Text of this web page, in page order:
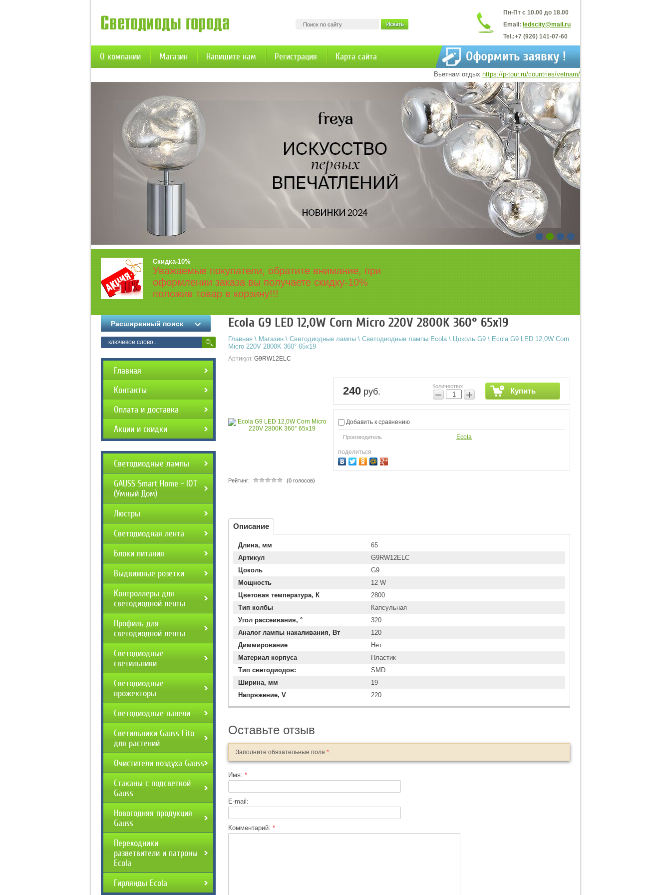
Пн-Пт с 10.00 до 18.00
Email: ledscity@mail.ru
Tel.:+7 (926) 141-07-60
О компании Магазин Напишите нам Регистрация Карта сайта
Вьетнам отдых https://p-tour.ru/countries/vetnam/
Скидка-10%
Уважаемые покупатели, обратите внимание, при
оформлении заказа вы получаете скидку-10%
положив товар в корзину!!!
Ecola G9 LED 12,0W Corn Micro 220V 2800K 360° 65x19
Главная \ Магазин \ Светодиодные лампы \ Светодиодные лампы Ecola\ Цоколь G9 \ Ecola G9 LED 12,0W Corn
Micro 220V 2800K 360° 65x19
Артикул: G9RW12ELC
Рейтинг: (0 голосов)
240 руб.
Количество:
− + Купить
Добавить к сравнению
Производитель Ecola
поделиться
Описание
Длина, мм
65
Артикул
G9RW12ELC
Цоколь
G9
Мощность
12 W
Цветовая температура, К
2800
Тип колбы
Капсульная
Угол рассеивания, °
320
Аналог лампы накаливания, Вт
120
Диммирование
Нет
Материал корпуса
Пластик
Тип светодиодов:
SMD
Ширина, мм
19
Напряжение, V
220
Оставьте отзыв
Заполните обязательные поля *.
Имя: *
E-mail:
Комментарий: *
Расширенный поиск
Главная
Контакты
Оплата и доставка
Акции и скидки
Светодиодные лампы
GAUSS Smart Home - IOT
(Умный Дом)
Люстры
Светодиодная лента
Блоки питания
Выдвижные розетки
Контроллеры для
светодиодной ленты
Профиль для
светодиодной ленты
Светодиодные
светильники
Светодиодные
прожекторы
Светодиодные панели
Светильники Gauss Fito
для растений
Очистители воздуха Gauss
Стаканы с подсветкой
Gauss
Новогодняя продукция
Gauss
Переходники
разветвители и патроны
Ecola
Гирлянды Ecola